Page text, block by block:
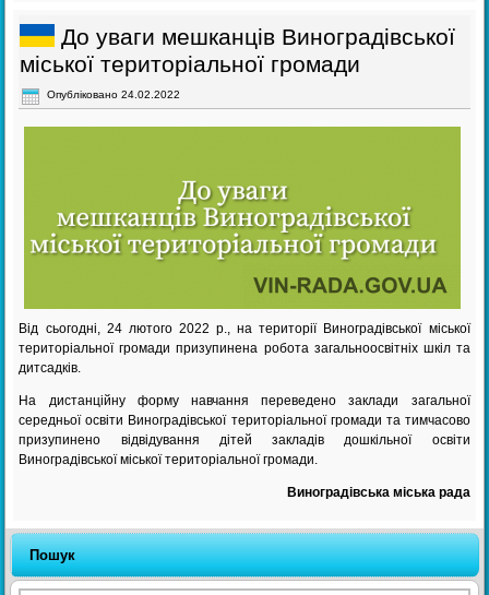
До уваги мешканців Виноградівської
міської територіальної громади
Опубліковано 24.02.2022
Від сьогодні, 24 лютого 2022 р., на території Виноградівської міської
територіальної громади призупинена робота загальноосвітніх шкіл та
дитсадків.
На дистанційну форму навчання переведено заклади загальної
середньої освіти Виноградівської територіальної громади та тимчасово
призупинено відвідування дітей закладів дошкільної освіти
Виноградівської міської територіальної громади.
Виноградівська міська рада
Пошук